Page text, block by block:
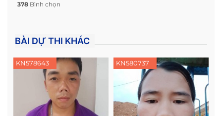
378 Bình chọn
BÀI DỰ THI KHÁC
KN578643 KN580737